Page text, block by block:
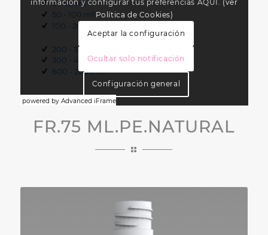
powered by Advanced iFrame
FR.75 ML.PE.NATURAL